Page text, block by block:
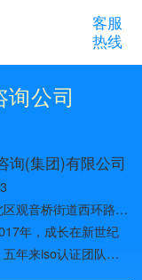
客服
热线
询公司
询(集团)有限公司
观音桥街道西环路8
年，成长在新世纪
年来iso认证团队始